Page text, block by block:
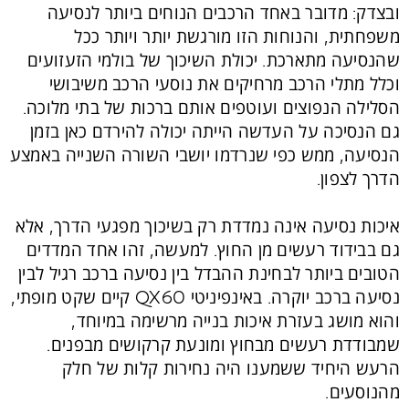
ובצדק: מדובר באחד הרכבים הנוחים ביותר לנסיעה
משפחתית, והנוחות הזו מורגשת יותר ויותר ככל
שהנסיעה מתארכת. יכולת השיכוך של בולמי הזעזועים
וכלל מתלי הרכב מרחיקים את נוסעי הרכב משיבושי
הסלילה הנפוצים ועוטפים אותם ברכות של בתי מלוכה.
גם הנסיכה על העדשה הייתה יכולה להירדם כאן בזמן
הנסיעה, ממש כפי שנרדמו יושבי השורה השנייה באמצע
הדרך לצפון.
איכות נסיעה אינה נמדדת רק בשיכוך מפגעי הדרך, אלא
גם בבידוד רעשים מן החוץ. למעשה, זהו אחד המדדים
הטובים ביותר לבחינת ההבדל בין נסיעה ברכב רגיל לבין
נסיעה ברכב יוקרה. באינפיניטי QX60 קיים שקט מופתי,
והוא מושג בעזרת איכות בנייה מרשימה במיוחד,
שמבודדת רעשים מבחוץ ומונעת קרקושים מבפנים.
הרעש היחיד ששמענו היה נחירות קלות של חלק
מהנוסעים.